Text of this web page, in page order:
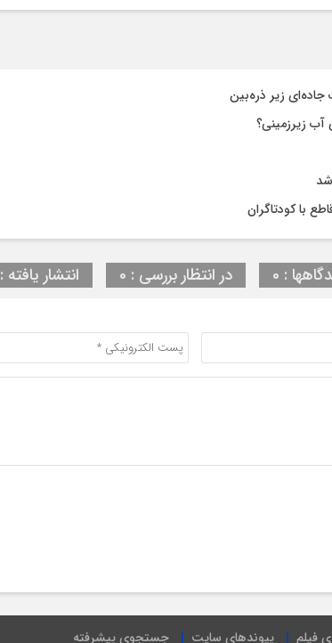
جاده‌ای زیر ذره‌بین
زیرزمینی؟
با کودتاگران
: 0 در انتظار بررسی : 0 انتشار یافته : 0
فیلم پیوندهای سایت جستجوی پیشرفته